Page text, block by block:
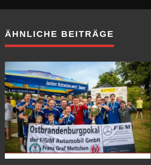
ÄHNLICHE BEITRÄGE